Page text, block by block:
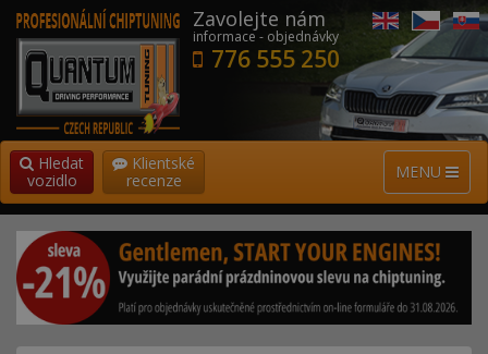
Zavolejte nám
informace - objednávky
776 555 250
MENU
Hledat
vozidlo
Klientské
recenze